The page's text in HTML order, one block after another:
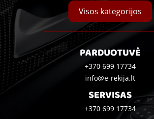
Visos kategorijos
PARDUOTUVĖ
+370 699 17734
info@e-rekija.lt
SERVISAS
+370 699 17734